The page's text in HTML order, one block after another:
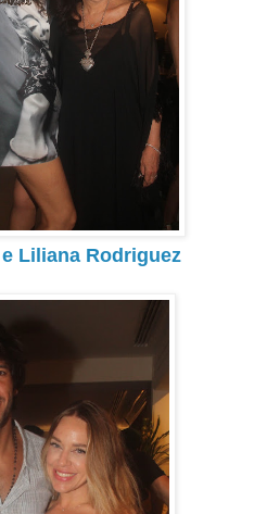
Liliana Rodriguez